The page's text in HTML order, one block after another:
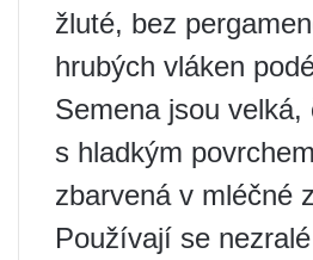
žluté, bez
hrubých vláken
Semena jsou velká,
s hladkým
zbarvená v mléčné
Používají se